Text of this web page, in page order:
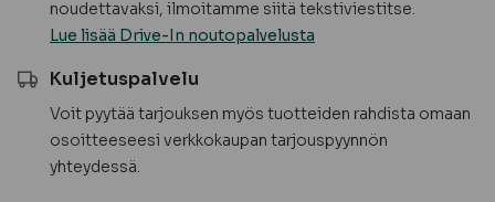
noudettavaksi, ilmoitamme siitä tekstiviestitse.
Lue lisää Drive-In noutopalvelusta
Kuljetuspalvelu
Voit pyytää tarjouksen myös tuotteiden rahdista omaan
osoitteeseesi verkkokaupan tarjouspyynnön
yhteydessä.